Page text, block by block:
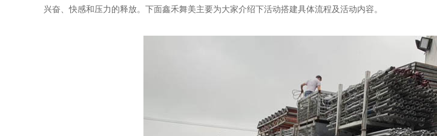
兴奋、快感和压力的释放。下面鑫禾舞美主要为大家介绍下活动搭建具体流程及活动内容。